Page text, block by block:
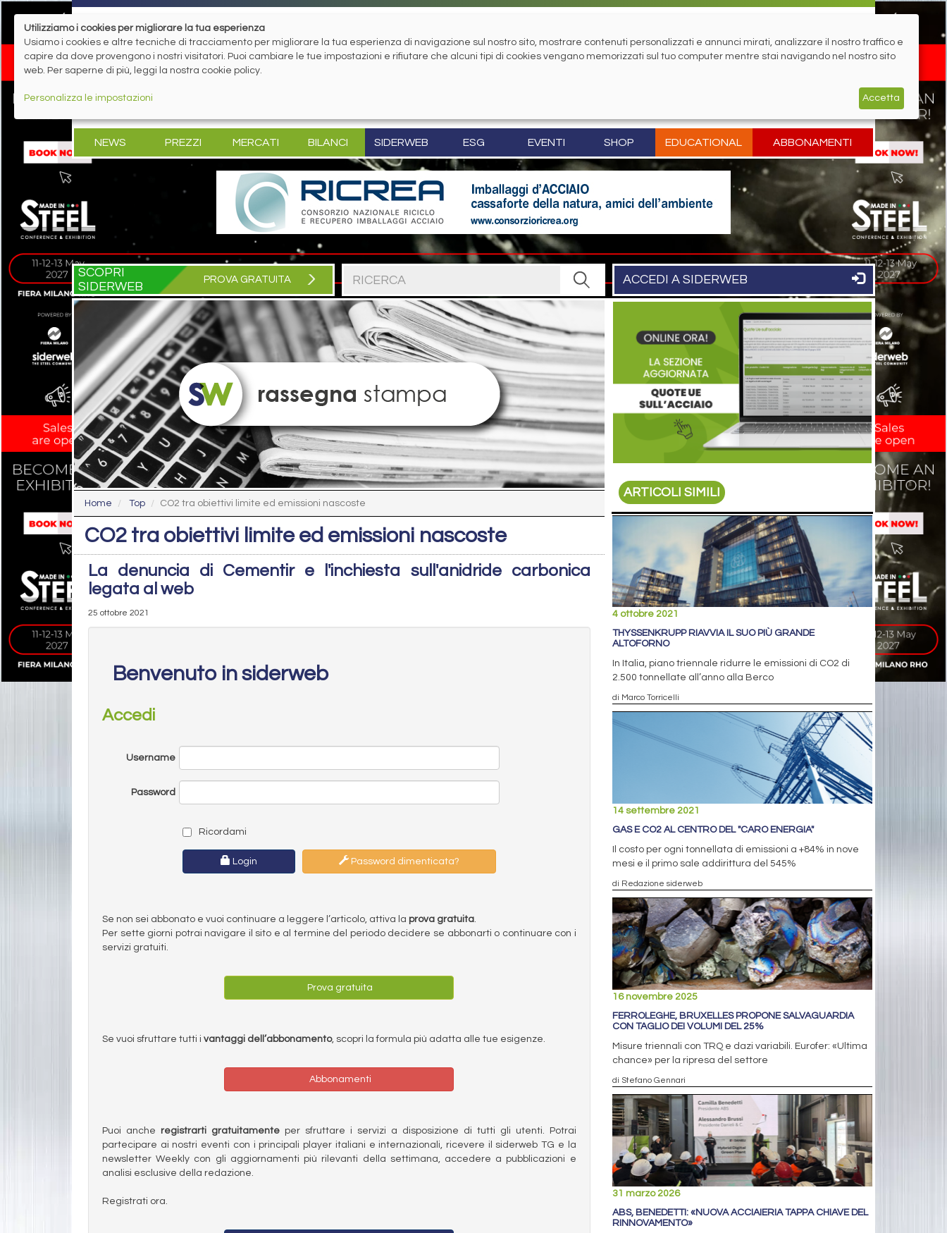
NEWS PREZZI MERCATI BILANCI SIDERWEB ESG EVENTI SHOP EDUCATIONAL ABBONAMENTI
SCOPRI
SIDERWEB
PROVA GRATUITA ACCEDI A SIDERWEB
Home Top CO2 tra obiettivi limite ed emissioni nascoste
CO2 tra obiettivi limite ed emissioni nascoste
La denuncia di Cementir e l'inchiesta sull'anidride carbonica
legata al web
25 ottobre 2021
Benvenuto in siderweb
Accedi
Username
Password
Ricordami
Login Password dimenticata?
Se non sei abbonato e vuoi continuare a leggere l’articolo, attiva la prova gratuita.
Per sette giorni potrai navigare il sito e al termine del periodo decidere se abbonarti o continuare con i
servizi gratuiti.
Prova gratuita
Se vuoi sfruttare tutti i vantaggi dell’abbonamento, scopri la formula più adatta alle tue esigenze.
Abbonamenti
Puoi anche registrarti gratuitamenteper sfruttare i servizi a disposizione di tutti gli utenti. Potrai
partecipare ai nostri eventi con i principali player italiani e internazionali, ricevere il siderweb TG e la
newsletter Weekly con gli aggiornamenti più rilevanti della settimana, accedere a pubblicazioni e
analisi esclusive della redazione.
Registrati ora.
ARTICOLI SIMILI
4 ottobre 2021
THYSSENKRUPP RIAVVIA IL SUO PIÙ GRANDE
ALTOFORNO
In Italia, piano triennale ridurre le emissioni di CO2 di
2.500 tonnellate all’anno alla Berco
di Marco Torricelli
14 settembre 2021
GAS E CO2 AL CENTRO DEL "CARO ENERGIA"
Il costo per ogni tonnellata di emissioni a +84% in nove
mesi e il primo sale addirittura del 545%
di Redazione siderweb
16 novembre 2025
FERROLEGHE, BRUXELLES PROPONE SALVAGUARDIA
CON TAGLIO DEI VOLUMI DEL 25%
Misure triennali con TRQ e dazi variabili. Eurofer: «Ultima
chance» per la ripresa del settore
di Stefano Gennari
31 marzo 2026
ABS, BENEDETTI: «NUOVA ACCIAIERIA TAPPA CHIAVE DEL
RINNOVAMENTO»
Utilizziamo i cookies per migliorare la tua esperienza
Usiamo i cookies e altre tecniche di tracciamento per migliorare la tua esperienza di navigazione sul nostro sito, mostrare contenuti personalizzati e annunci mirati, analizzare il nostro traffico e
capire da dove provengono i nostri visitatori. Puoi cambiare le tue impostazioni e rifiutare che alcuni tipi di cookies vengano memorizzati sul tuo computer mentre stai navigando nel nostro sito
web. Per saperne di più, leggi la nostra cookie policy.
Personalizza le impostazioni Accetta